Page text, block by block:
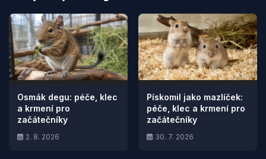
Osmák degu: péče, klec
a krmení pro
začátečníky
2. 8. 2026
Pískomil jako mazlíček:
péče, klec a krmení pro
začátečníky
30. 7. 2026